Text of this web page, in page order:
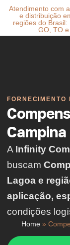
Atendimento com
e distribuição
regiões do Brasil:
GO, TO e
FORNECIMENTO
A Infinity
buscam
Lagoa e
aplicação,
condições
Home»